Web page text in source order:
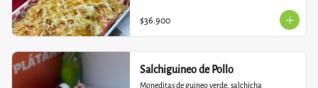
$36.900
Salchiguineo de Pollo
Moneditas de guineo verde, salchicha